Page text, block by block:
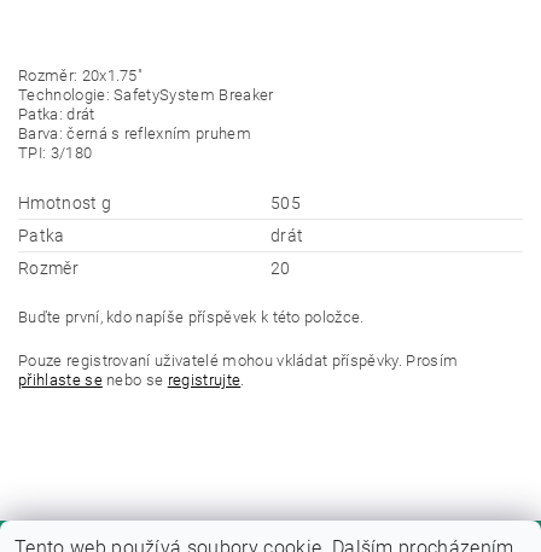
Rozměr: 20x1.75"
Technologie: SafetySystem Breaker
Patka: drát
Barva: černá s reflexním pruhem
TPI: 3/180
Hmotnost g
505
Patka
drát
Rozměr
20
Buďte první, kdo napíše příspěvek k této položce.
Pouze registrovaní uživatelé mohou vkládat příspěvky. Prosím
přihlaste senebo se registrujte.